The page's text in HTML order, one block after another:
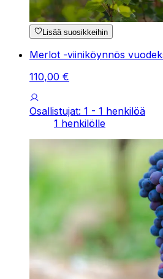
Lisää suosikkeihin
Merlot -viiniköynnös
110,00 €
Osallistujat: 1 - 1 henkilöä
1 henkilölle